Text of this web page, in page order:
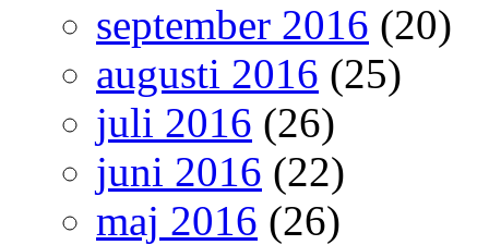
september 2016 (20)
augusti 2016 (25)
juli 2016 (26)
juni 2016 (22)
maj 2016 (26)